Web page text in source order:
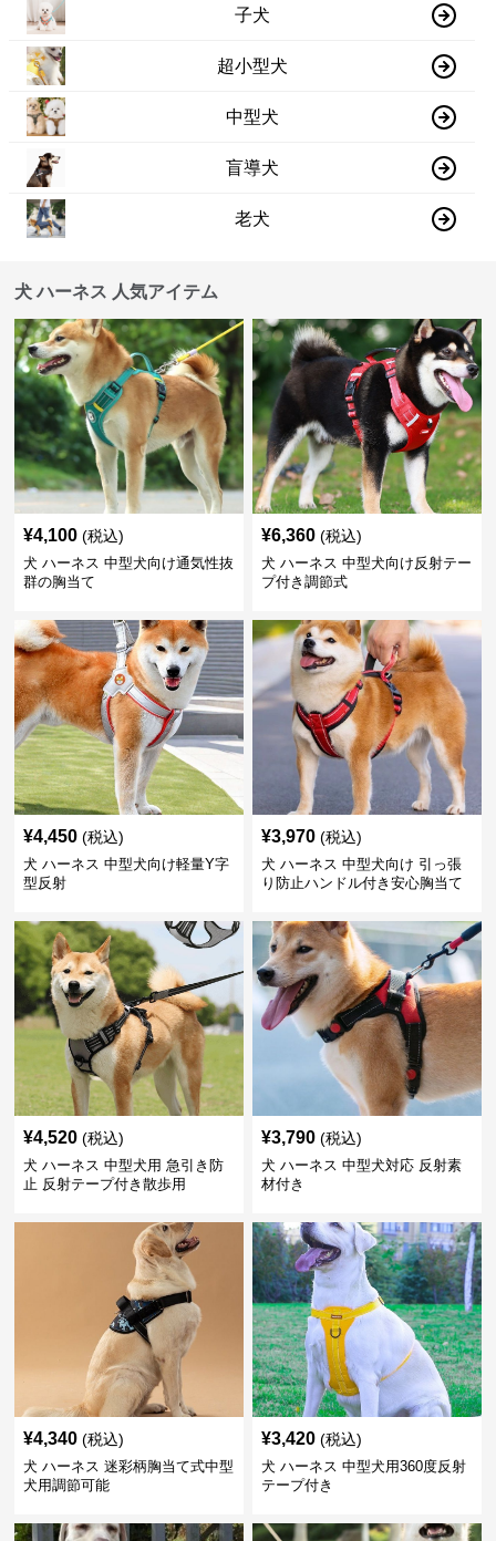
子犬
超小型犬
中型犬
盲導犬
老犬
犬 ハーネス 人気アイテム
¥4,100 (税込)
犬 ハーネス 中型犬向け通気性抜
群の胸当て
¥6,360 (税込)
犬 ハーネス 中型犬向け反射テー
プ付き調節式
¥4,450 (税込)
犬 ハーネス 中型犬向け軽量Y字
型反射
¥3,970 (税込)
犬 ハーネス 中型犬向け 引っ張
り防止ハンドル付き安心胸当て
¥4,520 (税込)
犬 ハーネス 中型犬用 急引き防
止 反射テープ付き散歩用
¥3,790 (税込)
犬 ハーネス 中型犬対応 反射素
材付き
¥4,340 (税込)
犬 ハーネス 迷彩柄胸当て式中型
犬用調節可能
¥3,420 (税込)
犬 ハーネス 中型犬用360度反射
テープ付き